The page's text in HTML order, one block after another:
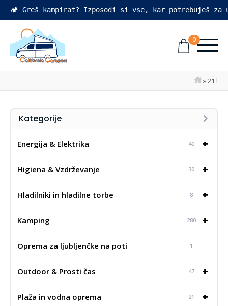
🏕️ Greš kampirat? Izposodi si vse, kar potrebuješ
0
»21 l
Kategorije
+
Energija & Elektrika 40
+
Higiena & Vzdrževanje 30
+
Hladilniki in hladilne torbe 8
+
Kamping 280
Oprema za ljubljenčke na poti 1
+
Outdoor & Prosti čas 47
+
Plaža in vodna oprema 21